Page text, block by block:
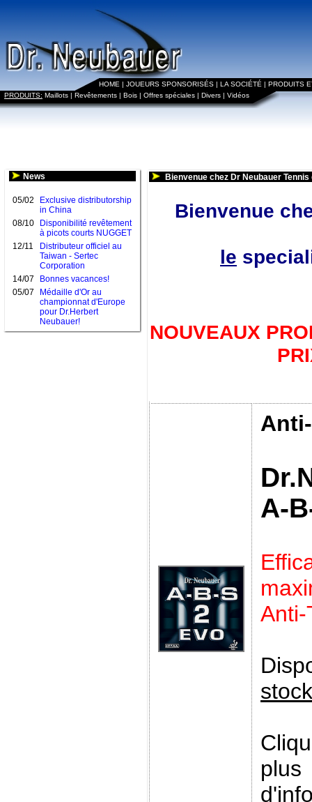
HOME | JOUEURS SPONSORISÉS | LA SOCIÉTÉ | PRODUITS
PRODUITS: Maillots | Revêtements | Bois | Offres spéciales | Divers | Vidéos
News
05/02
Exclusive distributorship
in China
08/10
Disponibilité revêtement
à picots courts NUGGET
12/11
Distributeur officiel au
Taiwan - Sertec
Corporation
14/07
Bonnes vacances!
05/07
Médaille d'Or au
championnat d'Europe
pour Dr.Herbert
Neubauer!
Bienvenue chez Dr Neubauer Tennis
Bienvenue
le
NOUVEAUX
A-
Anti-
stock
plus